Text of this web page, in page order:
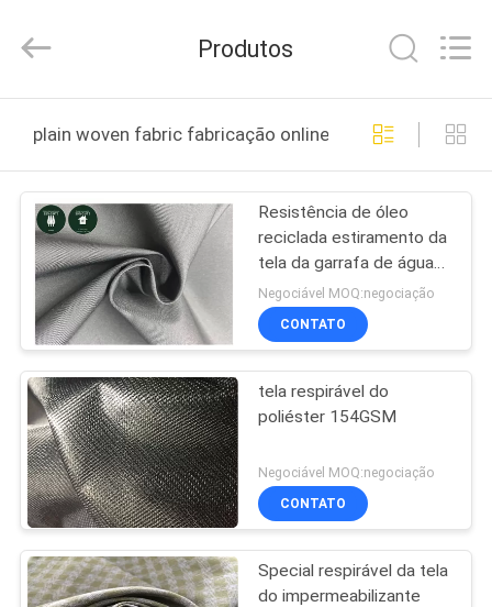
PRODUTOS
SOBRE
NÓS
EXCURSÃO
DA
FÁBRICA
CONTROLE
DA
QUALIDADE
Textile
Co.,Ltd.
Reserved.
Produtos
plain woven fabric fabricação online
Resistência de óleo
reciclada estiramento da
tela da garrafa de água
de Machenical para
necessidades diárias
Negociável MOQ:negociação
CONTATO
tela respirável do
poliéster 154GSM
Negociável MOQ:negociação
CONTATO
Special respirável da tela
do impermeabilizante